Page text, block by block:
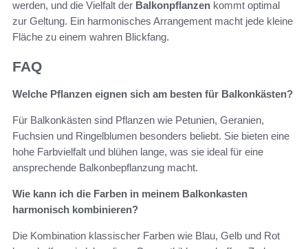
werden, und die Vielfalt der Balkonpflanzen kommt optimal
zur Geltung. Ein harmonisches Arrangement macht jede kleine
Fläche zu einem wahren Blickfang.
FAQ
Welche Pflanzen eignen sich am besten für Balkonkästen?
Für Balkonkästen sind Pflanzen wie Petunien, Geranien,
Fuchsien und Ringelblumen besonders beliebt. Sie bieten eine
hohe Farbvielfalt und blühen lange, was sie ideal für eine
ansprechende Balkonbepflanzung macht.
Wie kann ich die Farben in meinem Balkonkasten
harmonisch kombinieren?
Die Kombination klassischer Farben wie Blau, Gelb und Rot